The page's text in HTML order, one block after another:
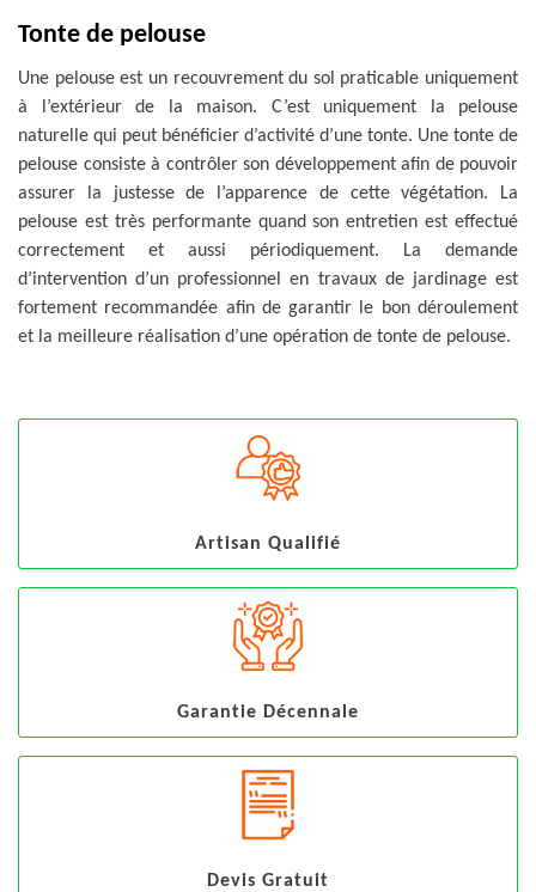
Tonte de pelouse
Une pelouse est un recouvrement du sol praticable uniquement
à l’extérieur de la maison. C’est uniquement la pelouse
naturelle qui peut bénéficier d’activité d’une tonte. Une tonte de
pelouse consiste à contrôler son développement afin de pouvoir
assurer la justesse de l’apparence de cette végétation. La
pelouse est très performante quand son entretien est effectué
correctement et aussi périodiquement. La demande
d’intervention d’un professionnel en travaux de jardinage est
fortement recommandée afin de garantir le bon déroulement
et la meilleure réalisation d’une opération de tonte de pelouse.
Artisan Qualifié
Garantie Décennale
Devis Gratuit